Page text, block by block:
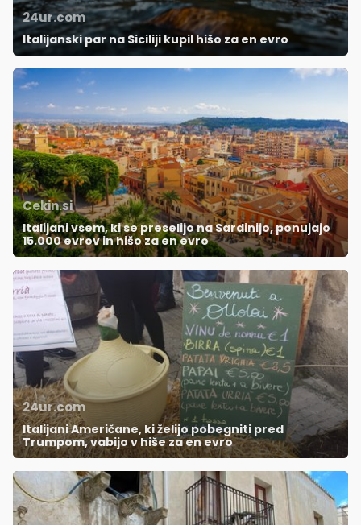
24ur.com
Italijanski par na Siciliji kupil hišo za en evro
Cekin.si
Italijani vsem, ki se preselijo na Sardinijo, ponujajo
15.000 evrov in hišo za en evro
24ur.com
Italijani Američane, ki želijo pobegniti pred
Trumpom, vabijo v hiše za en evro